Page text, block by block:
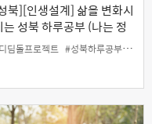
북][인생설계] 삶을 변화시
는 성북 하루공부 (나는 정
지원금으로 창업한다)
딤돌프로젝트 #성북하루공부 #유